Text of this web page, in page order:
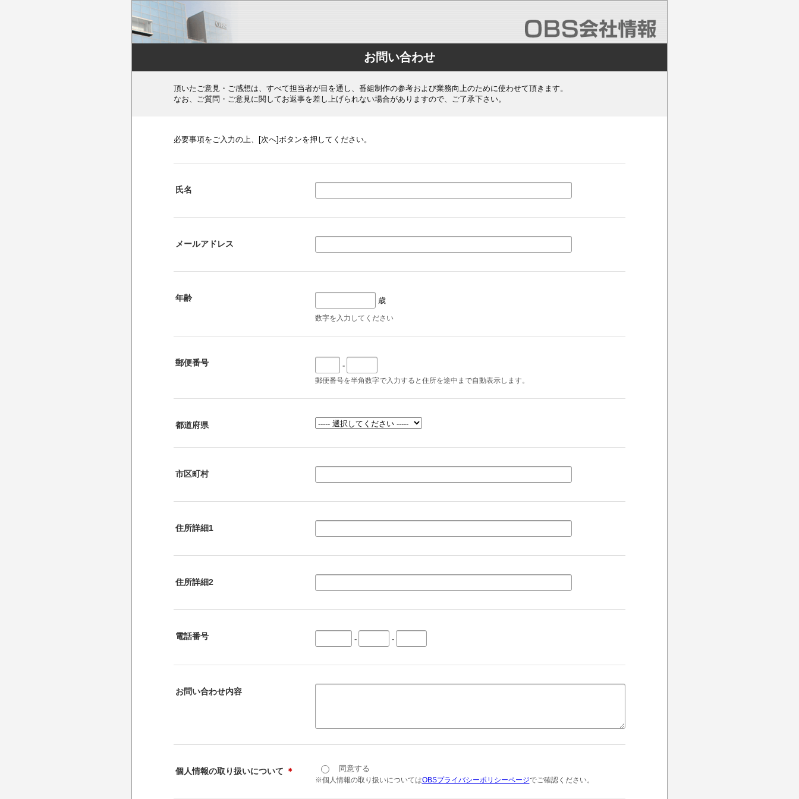
お問い合わせ
頂いたご意見・ご感想は、すべて担当者が目を通し、番組制作の参考および業務向上のために使わせて頂きます。
なお、ご質問・ご意見に関してお返事を差し上げられない場合がありますので、ご了承下さい。
必要事項をご入力の上、[次へ]ボタンを押してください。
氏名
メールアドレス
年齢 歳
数字を入力してください
郵便番号 -
郵便番号を半角数字で入力すると住所を途中まで自動表示します。
都道府県
市区町村
住所詳細1
住所詳細2
電話番号 - -
お問い合わせ内容
個人情報の取り扱いについて ＊ 同意する
※個人情報の取り扱いについてはOBSプライバシーポリシーページでご確認ください。